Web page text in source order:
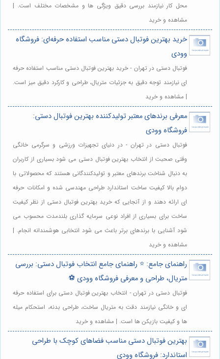
محل کار نیازمند بررسی دقیق ویژگی ها و مشخصات مختلف است. |
مشاهده و خرید
خرید بهترین فوتبال دستی مناسب استفاده حرفه‌ای: فروشگاه
وودی
فوتبال دستی در تهران - خرید بهترین فوتبال دستی مناسب استفاده حرفه
ای نیازمند توجه دقیق به جزئیات متریال، طراحی و کارکرد دقیق میز است.
| مشاهده و خرید
معرفی برندهای معتبر تولیدکننده بهترین فوتبال دستی:
فروشگاه وودی
فوتبال دستی در تهران - در دنیای تجهیزات ورزشی و سرگرمی خانگی
وقتی صحبت از انتخاب بهترین فوتبال دستی می شود بسیاری از کاربران
به دنبال شناخت برندهای معتبر و تولیدکنندگانی هستند که محصولاتی با
دوام بالا کیفیت ساخت استاندارد طراحی مهندسی شده و امکانات حرفه
ای ارائه دهند و از آنجایی که خرید بهترین فوتبال دستی از نظر کیفیت
ساخت برای بسیاری از افراد نوعی سرمایه گذاری بلندمدت محسوب می
شود آشنایی با برندهای برتر باعث می شود انتخابی هوشمندانه انجام. |
مشاهده و خرید
راهنمای جامع: ⭐️ راهنمای جامع انتخاب فوتبال دستی: بررسی
متریال، طراحی و معرفی فروشگاه وودی ⚽️
فوتبال دستی در تهران - انتخاب بهترین فوتبال دستی برای استفاده حرفه
ای و خانگی نیازمند دقت به متریال ساخت، طراحی بدنه، استحکام میله
ها و کیفیت بازیکن ها است. | مشاهده و خرید
بهترین فوتبال دستی مناسب فضاهای کوچک با طراحی
استاندارد: فروشگاه وودی